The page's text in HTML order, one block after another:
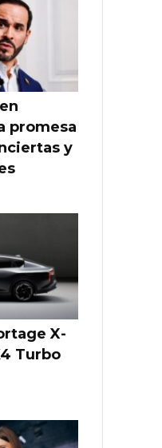
promesa
y
X-
Turbo